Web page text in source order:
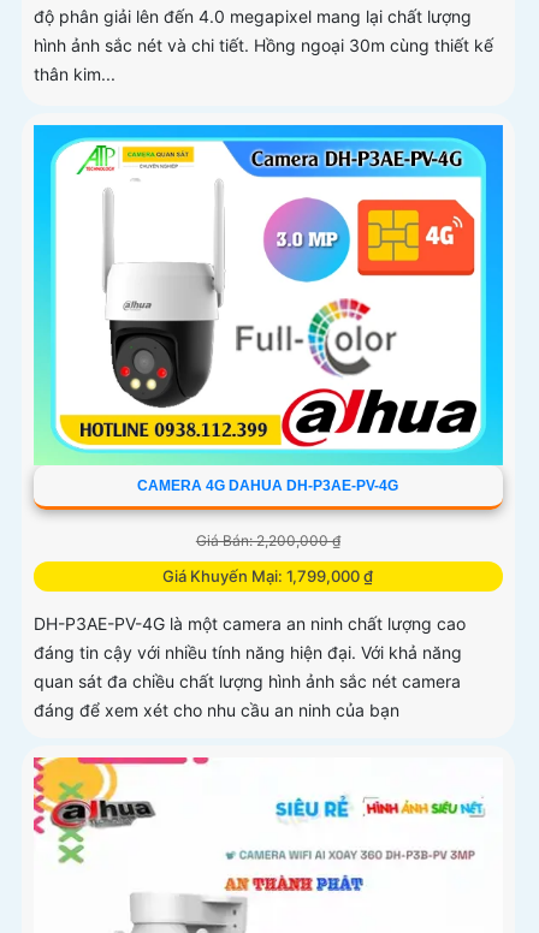
độ phân giải lên đến 4.0 megapixel mang lại chất lượng
hình ảnh sắc nét và chi tiết. Hồng ngoại 30m cùng thiết kế
thân kim...
CAMERA 4G DAHUA DH-P3AE-PV-4G
Giá Bán: 2,200,000 ₫
Giá Khuyến Mại: 1,799,000 ₫
DH-P3AE-PV-4G là một camera an ninh chất lượng cao
đáng tin cậy với nhiều tính năng hiện đại. Với khả năng
quan sát đa chiều chất lượng hình ảnh sắc nét camera
đáng để xem xét cho nhu cầu an ninh của bạn